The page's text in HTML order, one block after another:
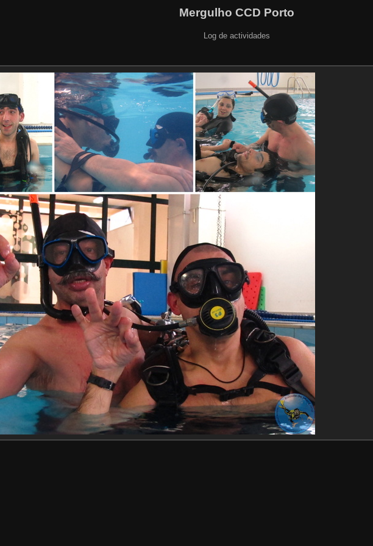
Mergulho CCD Porto
Log de actividades